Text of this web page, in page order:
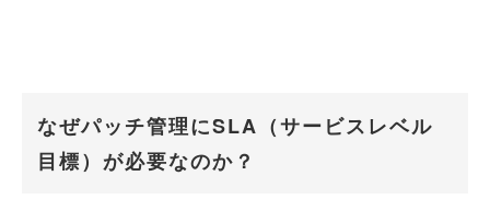
なぜパッチ管理にSLA（サービスレベル
目標）が必要なのか？